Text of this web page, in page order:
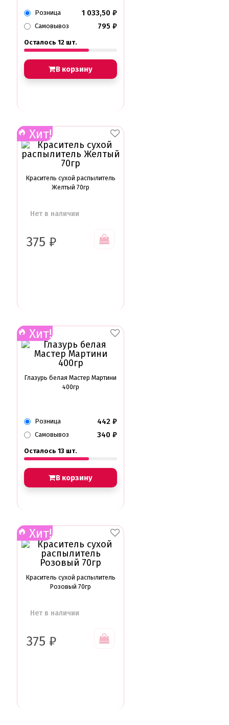
Розница 1 033,50 ₽
Самовывоз 795 ₽
Осталось 12 шт.
В корзину
Хит!
Краситель сухой распылитель
Желтый 70гр
Нет в наличии
375 ₽
Хит!
Глазурь белая Мастер Мартини
400гр
Розница 442 ₽
Самовывоз 340 ₽
Осталось 13 шт.
В корзину
Хит!
Краситель сухой распылитель
Розовый 70гр
Нет в наличии
375 ₽